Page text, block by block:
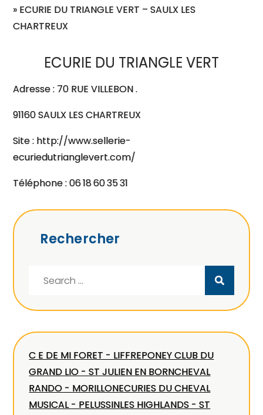
» ECURIE DU TRIANGLE VERT – SAULX LES
CHARTREUX
ECURIE DU TRIANGLE VERT
Adresse : 70 RUE VILLEBON .
91160 SAULX LES CHARTREUX
Site : http://www.sellerie-
ecuriedutrianglevert.com/
Téléphone : 06 18 60 35 31
Rechercher
C E DE MI FORET - LIFFREPONEY CLUB DU
GRAND LIO - ST JULIEN EN BORNCHEVAL
RANDO - MORILLONECURIES DU CHEVAL
MUSICAL - PELUSSINLES HIGHLANDS - ST